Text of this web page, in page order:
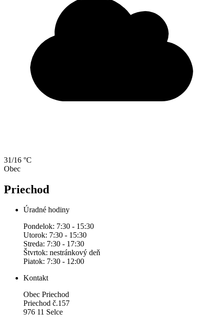
31/16 °C
Obec
Priechod
Úradné hodiny
Pondelok: 7:30 - 15:30
Utorok: 7:30 - 15:30
Streda: 7:30 - 17:30
Štvrtok: nestránkový deň
Piatok: 7:30 - 12:00
Kontakt
Obec Priechod
Priechod č.157
976 11 Selce